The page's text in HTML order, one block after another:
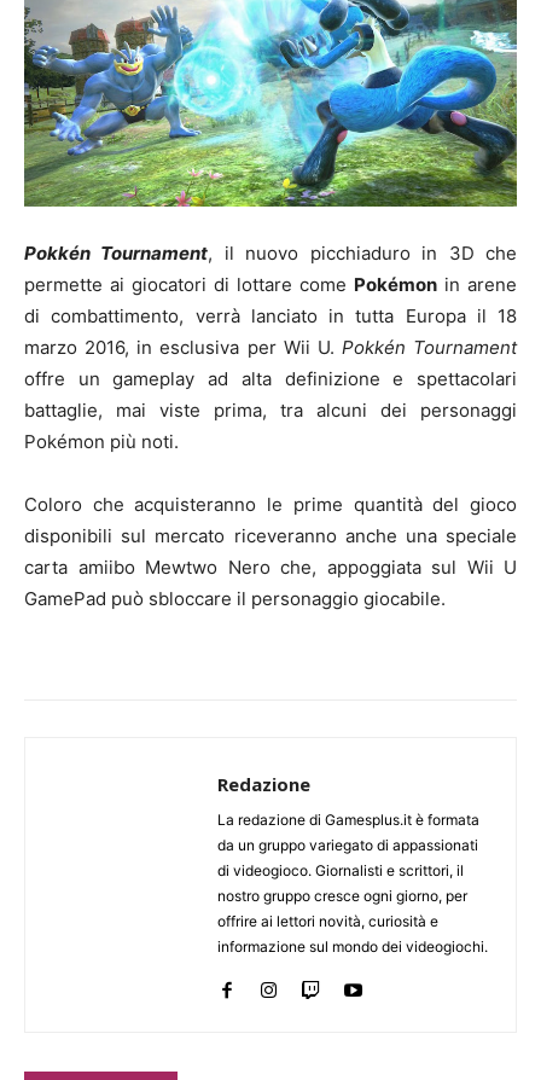
Pokkén Tournament, il nuovo picchiaduro in 3D che
permette ai giocatori di lottare come Pokémon in arene
di combattimento, verrà lanciato in tutta Europa il 18
marzo 2016, in esclusiva per Wii U. Pokkén Tournament
offre un gameplay ad alta definizione e spettacolari
battaglie, mai viste prima, tra alcuni dei personaggi
Pokémon più noti.
Coloro che acquisteranno le prime quantità del gioco
disponibili sul mercato riceveranno anche una speciale
carta amiibo Mewtwo Nero che, appoggiata sul Wii U
GamePad può sbloccare il personaggio giocabile.
Redazione
La redazione di Gamesplus.it è formata
da un gruppo variegato di appassionati
di videogioco. Giornalisti e scrittori, il
nostro gruppo cresce ogni giorno, per
offrire ai lettori novità, curiosità e
informazione sul mondo dei videogiochi.